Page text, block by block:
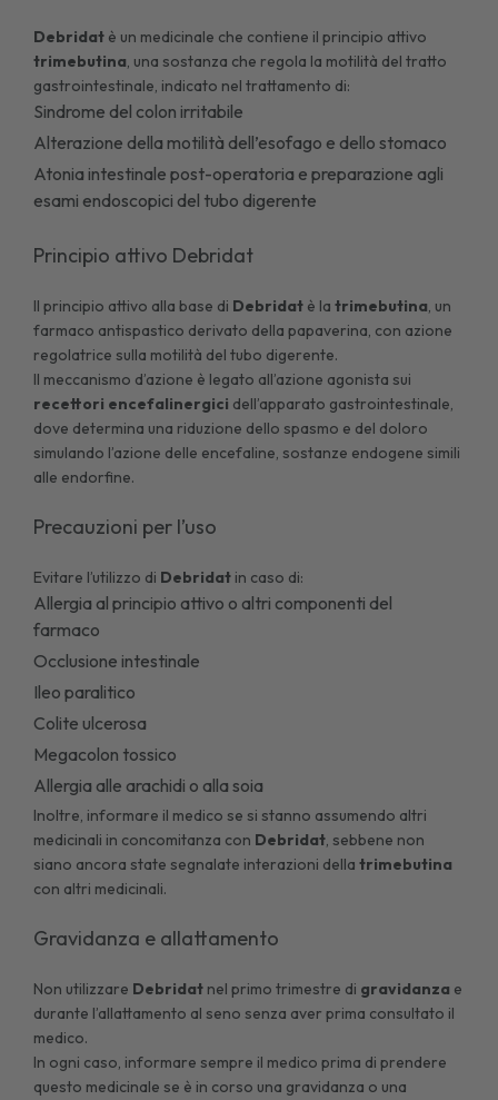
Debridat è un medicinale che contiene il principio attivo
trimebutina, una sostanza che regola la motilità del tratto
gastrointestinale, indicato nel trattamento di:
Sindrome del colon irritabile
Alterazione della motilità dell’esofago e dello stomaco
Atonia intestinale post-operatoria e preparazione agli
esami endoscopici del tubo digerente
Principio attivo Debridat
Il principio attivo alla base di Debridat è latrimebutina, un
farmaco antispastico derivato della papaverina, con azione
regolatrice sulla motilità del tubo digerente.
Il meccanismo d’azione è legato all’azione agonista sui
recettori encefalinergici dell’apparato gastrointestinale,
dove determina una riduzione dello spasmo e del doloro
simulando l’azione delle encefaline, sostanze endogene simili
alle endorfine.
Precauzioni per l’uso
Evitare l’utilizzo di Debridat in caso di:
Allergia al principio attivo o altri componenti del
farmaco
Occlusione intestinale
Ileo paralitico
Colite ulcerosa
Megacolon tossico
Allergia alle arachidi o alla soia
Inoltre, informare il medico se si stanno assumendo altri
medicinali in concomitanza con Debridat, sebbene non
siano ancora state segnalate interazioni dellatrimebutina
con altri medicinali.
Gravidanza e allattamento
Non utilizzare Debridat nel primo trimestre di gravidanza e
durante l’allattamento al seno senza aver prima consultato il
medico.
In ogni caso, informare sempre il medico prima di prendere
questo medicinale se è in corso una gravidanza o una